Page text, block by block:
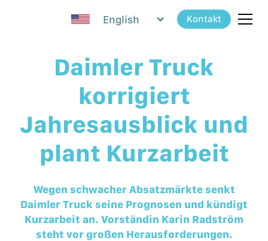
English Kontakt
Daimler Truck
korrigiert
Jahresausblick und
plant Kurzarbeit
Wegen schwacher Absatzmärkte senkt
Daimler Truck seine Prognosen und kündigt
Kurzarbeit an. Vorständin Karin Radström
steht vor großen Herausforderungen.